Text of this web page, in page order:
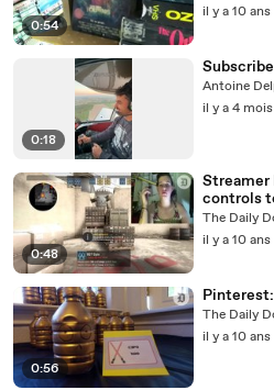
0:54
il y a 10 ans
0:18
Subscribe
Antoine
il y a 4 mois
0:48
Streamer
controls
The Daily
il y a 10 ans
0:56
The Daily
il y a 10 ans